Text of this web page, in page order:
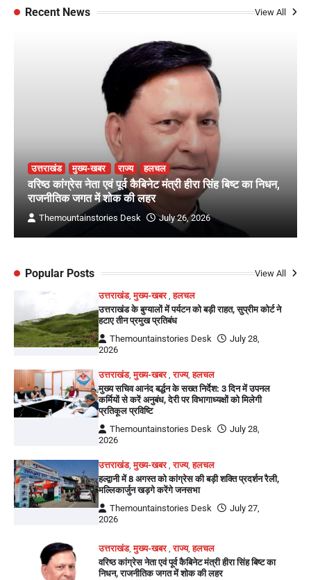
Recent News View All
उत्तराखंड मुख्य-खबर राज्य हलचल
वरिष्ठ कांग्रेस नेता एवं पूर्व कैबिनेट मंत्री हीरा सिंह बिष्ट का निधन,
राजनीतिक जगत में शोक की लहर
Themountainstories Desk July 26, 2026
Popular Posts View All
उत्तराखंड,मुख्य-खबर,हलचल
उत्तराखंड के बुग्यालों में पर्यटन को बड़ी राहत, सुप्रीम कोर्ट ने
हटाए तीन प्रमुख प्रतिबंध
Themountainstories Desk
July 28,
2026
उत्तराखंड,मुख्य-खबर,राज्य,हलचल
मुख्य सचिव आनंद बर्द्धन के सख्त निर्देश: 3 दिन में उपनल
कर्मियों से करें अनुबंध, देरी पर विभागाध्यक्षों को मिलेगी
प्रतिकूल प्रविष्टि
Themountainstories Desk
July 28,
2026
उत्तराखंड,मुख्य-खबर,राज्य,हलचल
हल्द्वानी में 8 अगस्त को कांग्रेस की बड़ी शक्ति प्रदर्शन रैली,
मल्लिकार्जुन खड़गे करेंगे जनसभा
Themountainstories Desk
July 27,
2026
उत्तराखंड,मुख्य-खबर,राज्य,हलचल
वरिष्ठ कांग्रेस नेता एवं पूर्व कैबिनेट मंत्री हीरा सिंह बिष्ट का
निधन, राजनीतिक जगत में शोक की लहर